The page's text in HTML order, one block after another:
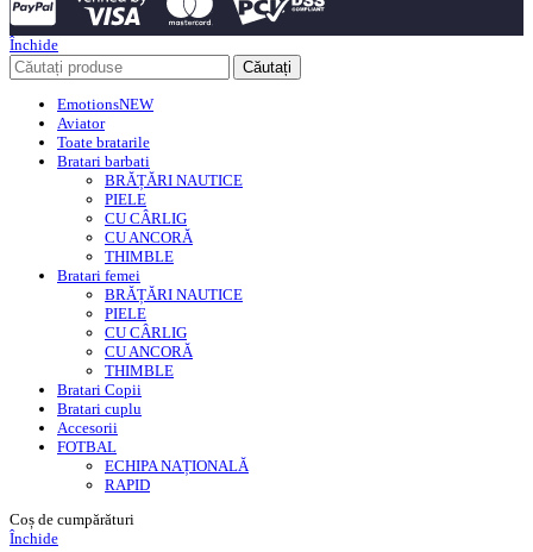
Închide
Căutați
EmotionsNEW
Aviator
Toate bratarile
Bratari barbati
BRĂȚĂRI NAUTICE
PIELE
CU CÂRLIG
CU ANCORĂ
THIMBLE
Bratari femei
BRĂȚĂRI NAUTICE
PIELE
CU CÂRLIG
CU ANCORĂ
THIMBLE
Bratari Copii
Bratari cuplu
Accesorii
FOTBAL
ECHIPA NAȚIONALĂ
RAPID
Coș de cumpărături
Închide